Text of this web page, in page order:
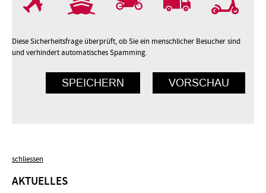
Diese Sicherheitsfrage überprüft, ob Sie ein menschlicher Besucher sind
und verhindert automatisches Spamming.
schliessen
AKTUELLES